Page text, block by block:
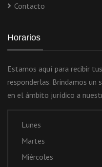
Contacto
Horarios
Estamos aquí para recibir
responderlas. Brindamos un
en el ámbito jurídico a
Lunes
Martes
Miércoles